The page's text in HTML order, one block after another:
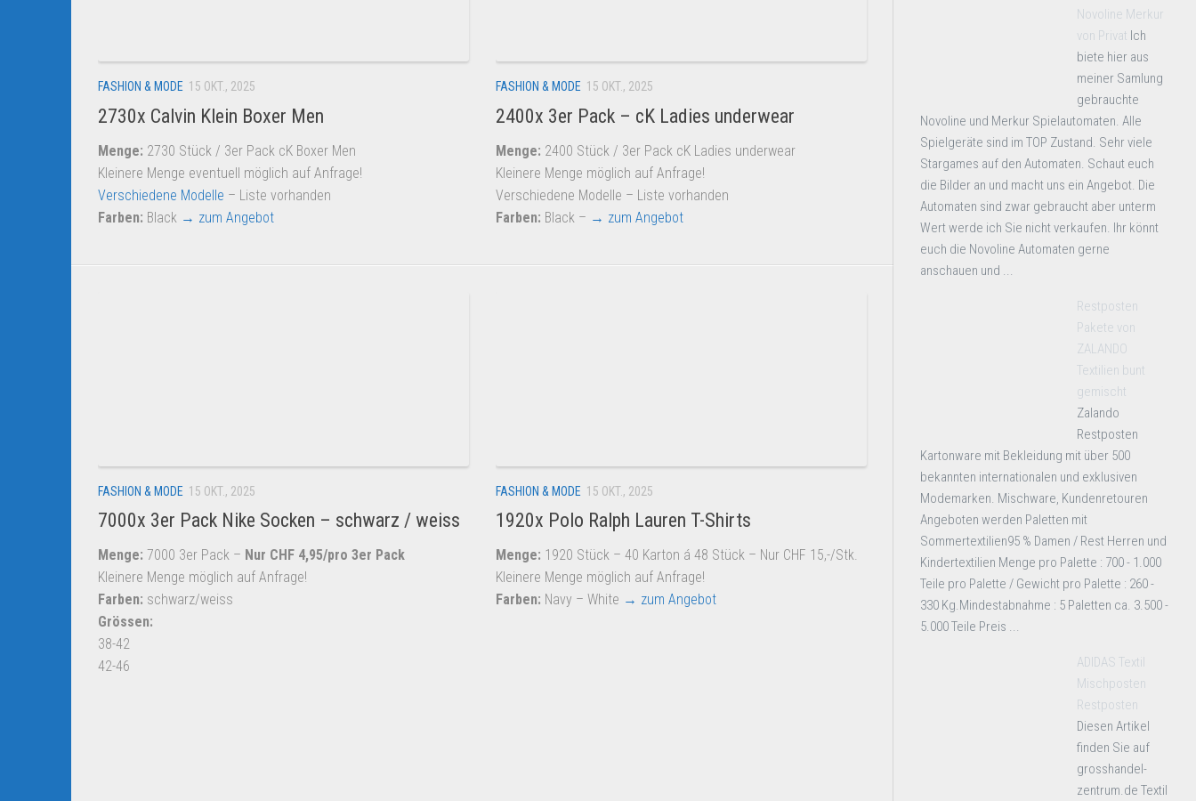
FASHION & MODE 15 OKT., 2025
2730x Calvin Klein Boxer Men
Menge: 2730 Stück / 3er Pack cK Boxer Men
Kleinere Menge eventuell möglich auf Anfrage!
Verschiedene Modelle – Liste vorhanden
Farben: Black → zum Angebot
FASHION & MODE 15 OKT., 2025
2400x 3er Pack – cK Ladies underwear
Menge: 2400 Stück / 3er Pack cK Ladies underwear
Kleinere Menge möglich auf Anfrage!
Verschiedene Modelle – Liste vorhanden
Farben: Black – → zum Angebot
FASHION & MODE 15 OKT., 2025
7000x 3er Pack Nike Socken – schwarz / weiss
Menge: 7000 3er Pack – Nur CHF 4,95/pro 3er Pack
Kleinere Menge möglich auf Anfrage!
Farben: schwarz/weiss
Grössen:
38-42
42-46
FASHION & MODE 15 OKT., 2025
1920x Polo Ralph Lauren T-Shirts
Menge: 1920 Stück – 40 Karton á 48 Stück – Nur CHF 15,-/Stk.
Kleinere Menge möglich auf Anfrage!
Farben: Navy – White → zum Angebot
Novoline Merkur
von Privat Ich
biete hier aus
meiner Samlung
gebrauchte
Novoline und Merkur Spielautomaten. Alle
Spielgeräte sind im TOP Zustand. Sehr viele
Stargames auf den Automaten. Schaut euch
die Bilder an und macht uns ein Angebot. Die
Automaten sind zwar gebraucht aber unterm
Wert werde ich Sie nicht verkaufen. Ihr könnt
euch die Novoline Automaten gerne
anschauen und ...
Restposten
Pakete von
ZALANDO
Textilien bunt
gemischt
Zalando
Restposten
Kartonware mit Bekleidung mit über 500
bekannten internationalen und exklusiven
Modemarken. Mischware, Kundenretouren
Angeboten werden Paletten mit
Sommertextilien95 % Damen / Rest Herren und
Kindertextilien Menge pro Palette : 700 - 1.000
Teile pro Palette / Gewicht pro Palette : 260 -
330 Kg.Mindestabnahme : 5 Paletten ca. 3.500 -
5.000 Teile Preis ...
ADIDAS Textil
Mischposten
Restposten
Diesen Artikel
finden Sie auf
grosshandel-
zentrum.de Textil